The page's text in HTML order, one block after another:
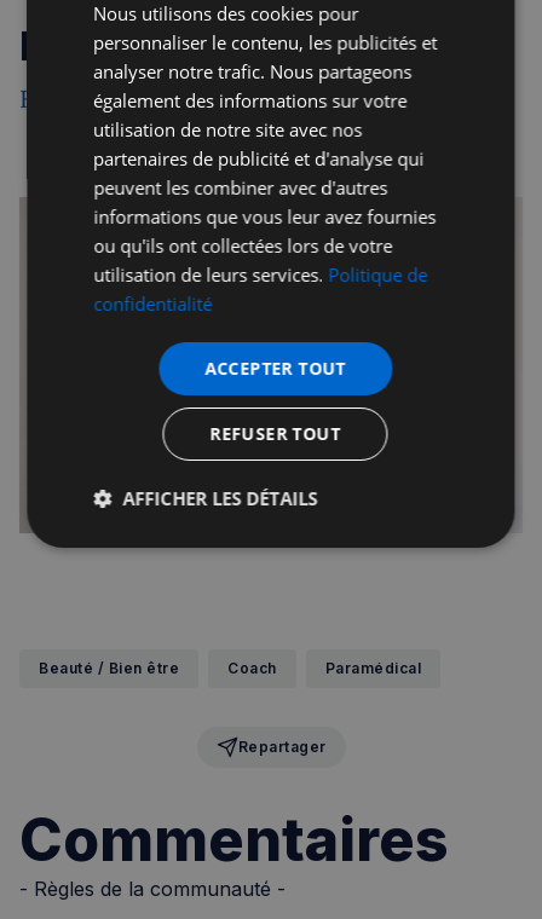
LIENS UTILES
Francine Joyce
Beauté / Bien être Coach Paramédical
Repartager
Commentaires
- Règles de la communauté -
Nous utilisons des cookies pour
personnaliser le contenu, les publicités et
analyser notre trafic. Nous partageons
également des informations sur votre
utilisation de notre site avec nos
partenaires de publicité et d'analyse qui
peuvent les combiner avec d'autres
informations que vous leur avez fournies
ou qu'ils ont collectées lors de votre
utilisation de leurs services. Politique de
confidentialité
ACCEPTER TOUT
REFUSER TOUT
AFFICHER LES DÉTAILS
Strictement
Performance Ciblage
Fonctionnalité
Strictement nécessaires
Performance
Ciblage